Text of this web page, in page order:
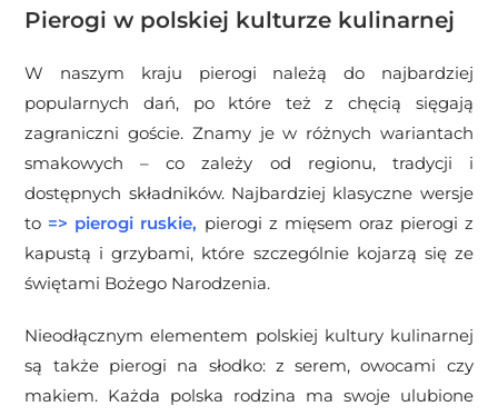
Pierogi w polskiej kulturze kulinarnej
W naszym kraju pierogi należą do najbardziej
popularnych dań, po które też z chęcią sięgają
zagraniczni goście. Znamy je w różnych wariantach
smakowych – co zależy od regionu, tradycji i
dostępnych składników. Najbardziej klasyczne wersje
to => pierogi ruskie, pierogi z mięsem oraz pierogi z
kapustą i grzybami, które szczególnie kojarzą się ze
świętami Bożego Narodzenia.
Nieodłącznym elementem polskiej kultury kulinarnej
są także pierogi na słodko: z serem, owocami czy
makiem. Każda polska rodzina ma swoje ulubione